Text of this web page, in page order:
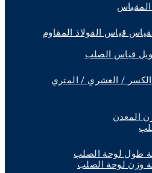
قياس الفولاذ المقاوم
قياس الصلب
الكسر / العشري / المتري
المعدن
طول لوحة الصلب
وزن لوحة الصلب